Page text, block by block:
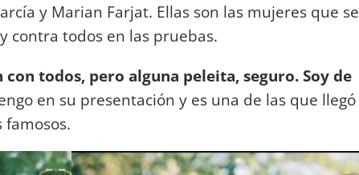
y Marian Farjat. Ellas son las mujeres que se
contra todos en las pruebas.
todos, pero alguna peleita, seguro. Soy de
en su presentación y es una de las que llegó